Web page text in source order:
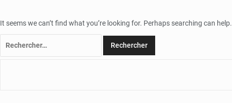
It seems we can’t find what you’re looking for. Perhaps searching can help.